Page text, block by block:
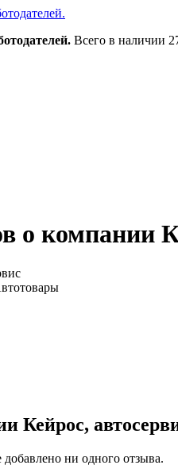
Всего в наличии
о компании
Кейрос,
ни одного отзыва.